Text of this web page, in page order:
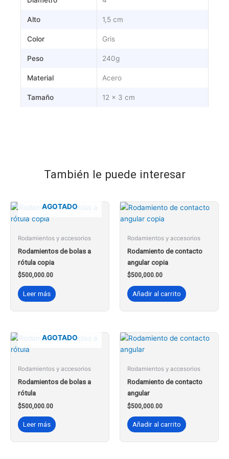
Alto 1,5 cm
Color Gris
Peso 240g
Material Acero
Tamaño 12 x 3 cm
También le puede interesar
AGOTADO
Rodamientos y accesorios
Rodamientos de bolas a
rótula copia
$500,000.00
Leer más
Rodamientos y accesorios
Rodamiento de contacto
angular copia
$500,000.00
Añadir al carrito
AGOTADO
Rodamientos y accesorios
Rodamientos de bolas a
rótula
$500,000.00
Leer más
Rodamientos y accesorios
Rodamiento de contacto
angular
$500,000.00
Añadir al carrito